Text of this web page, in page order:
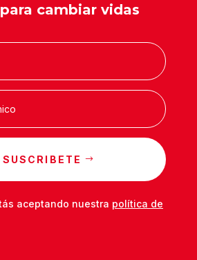
cambiar vidas
SUSCRIBETE
aceptando nuestra política de